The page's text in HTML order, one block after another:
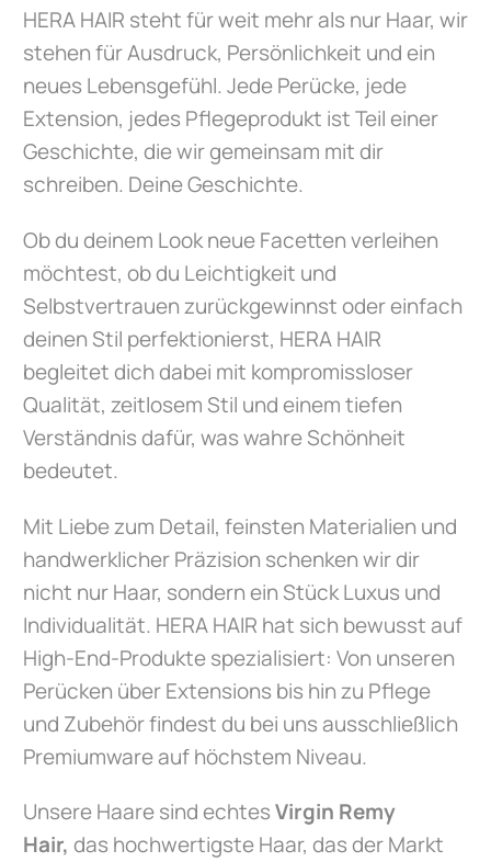
HERA HAIR steht für weit mehr als nur Haar, wir
stehen für Ausdruck, Persönlichkeit und ein
neues Lebensgefühl. Jede Perücke, jede
Extension, jedes Pflegeprodukt ist Teil einer
Geschichte, die wir gemeinsam mit dir
schreiben. Deine Geschichte.
Ob du deinem Look neue Facetten verleihen
möchtest, ob du Leichtigkeit und
Selbstvertrauen zurückgewinnst oder einfach
deinen Stil perfektionierst, HERA HAIR
begleitet dich dabei mit kompromissloser
Qualität, zeitlosem Stil und einem tiefen
Verständnis dafür, was wahre Schönheit
bedeutet.
Mit Liebe zum Detail, feinsten Materialien und
handwerklicher Präzision schenken wir dir
nicht nur Haar, sondern ein Stück Luxus und
Individualität. HERA HAIR hat sich bewusst auf
High-End-Produkte spezialisiert: Von unseren
Perücken über Extensions bis hin zu Pflege
und Zubehör findest du bei uns ausschließlich
Premiumware auf höchstem Niveau.
Unsere Haare sind echtesVirgin Remy
Hair, das hochwertigste Haar, das der Markt